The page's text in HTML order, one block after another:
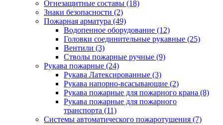
Огнезащитные составы (18)
Знаки безопасности (2)
Пожарная арматура (49)
Водопенное оборудование (12)
Головки соединительные рукавные (25)
Вентили (3)
Стволы пожарные ручные (9)
Рукава пожарные (24)
Рукава Латексированные (3)
Рукава напорно-всасывающие (2)
Рукава пожарные для пожарного крана (8)
Рукава пожарные для пожарного
транспорта (11)
Системы автоматического пожаротушения (7)